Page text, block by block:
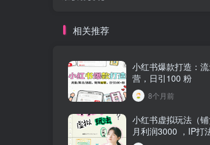
相关推荐
小红书爆款打造：
营，日引100 粉
8个月前
小红书虚拟玩法（
月利润3000 ，IP打